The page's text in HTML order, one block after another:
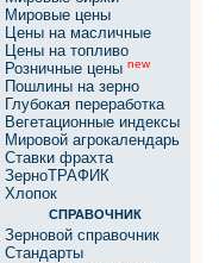
Мировые цены
Цены на масличные
Цены на топливо
Розничные цены new
Пошлины на зерно
Глубокая переработка
Вегетационные индексы
Мировой агрокалендарь
Ставки фрахта
ЗерноТРАФИК
Хлопок
СПРАВОЧНИК
Зерновой справочник
Стандарты